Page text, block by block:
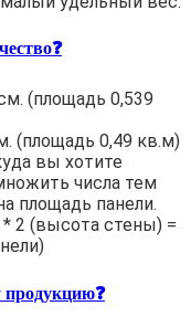
(площадь 0,539
0,49 кв.м)
вы хотите
числа тем
площадь панели.
2 (высота стены) =